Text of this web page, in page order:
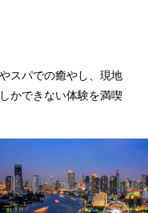
スパでの癒やし、現地
かできない体験を満喫